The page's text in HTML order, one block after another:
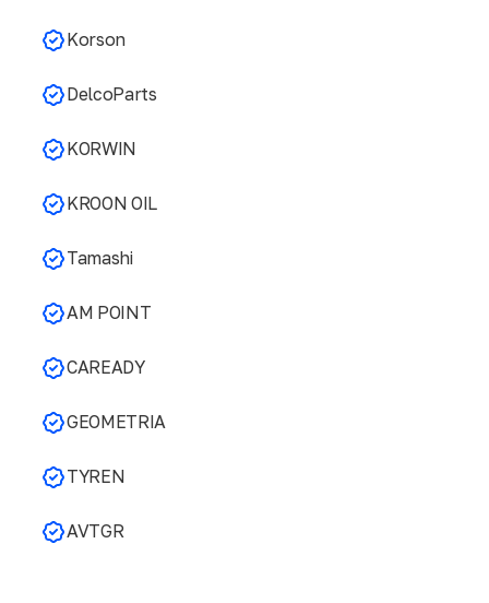
Korson
DelcoParts
KORWIN
KROON OIL
Tamashi
AM POINT
CAREADY
GEOMETRIA
TYREN
AVTGR